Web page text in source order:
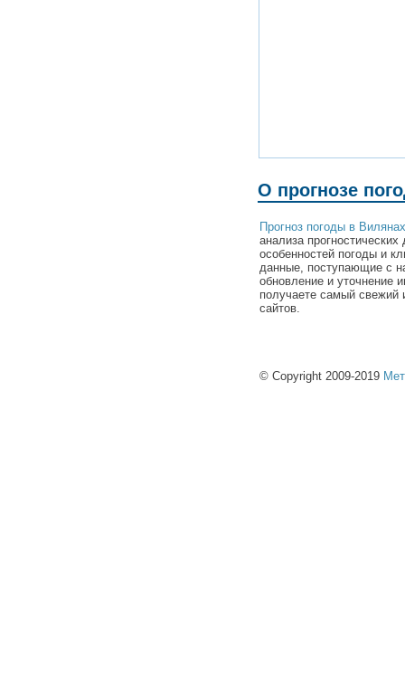
О прогнозе
Прогноз погоды в Вилянах
анализа
особенностей погоды и
данные, поступающие с
обновление и уточнение
получаете самый свежий
сайтов.
© Copyright 2009-2019